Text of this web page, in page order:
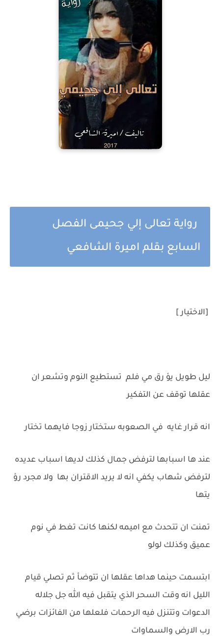
رواية تعالى إلي جحيمى الفصل
السابع بقلم اميرة الشافعي
[الاختيار ]
ليل طويل يؤ رق مي فلم تستطيع النوم وتشعر ان
عقلها توقف عن التفكير
انه قرار غايه في الصعوبه ستختار زوجا فايهما تختار
عند ها اسبابها لترفض جمال كذلك لديها اسباب عديده
لترفض شهاب يكفي انه لا يريد الاقتران بها ولا مجرد رؤ
يتها
تمنت ان تتحدث مع اميمه لكنها كانت تغط في نوم
عميق وكذلك لولو
ابتسمت حينما هداها عقلها ان تتوضأ ثم تصلي قيام
الليل انه وقت السحر الذي يتقبل فيه الله جل جلاله
الدعوات وتتنزل فيه الرحمات فلعلها من الفائزات برضي
رب الارض والسماوات